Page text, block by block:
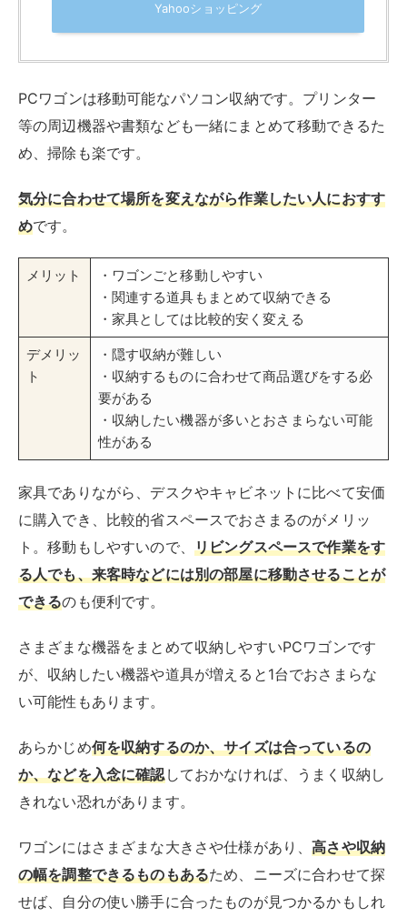
Yahooショッピング
PCワゴンは移動可能なパソコン収納です。プリンター
等の周辺機器や書類なども一緒にまとめて移動できるた
め、掃除も楽です。
気分に合わせて場所を変えながら作業したい人におすす
めです。
メリット
・ワゴンごと移動しやすい
・関連する道具もまとめて収納できる
・家具としては比較的安く変える
デメリッ
ト
・隠す収納が難しい
・収納するものに合わせて商品選びをする必
要がある
・収納したい機器が多いとおさまらない可能
性がある
家具でありながら、デスクやキャビネットに比べて安価
に購入でき、比較的省スペースでおさまるのがメリッ
ト。移動もしやすいので、 リビングスペースで作業をす
る人でも、来客時などには別の部屋に移動させることが
できるのも便利です。
さまざまな機器をまとめて収納しやすいPCワゴンです
が、収納したい機器や道具が増えると1台でおさまらな
い可能性もあります。
あらかじめ何を収納するのか、サイズは合っているの
か、などを入念に確認しておかなければ、うまく収納し
きれない恐れがあります。
ワゴンにはさまざまな大きさや仕様があり、高さや収納
の幅を調整できるものもあるため、ニーズに合わせて探
せば、自分の使い勝手に合ったものが見つかるかもしれ